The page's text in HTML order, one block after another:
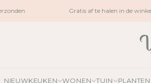
Gratis af te halen in de winkel
NIEUWKEUKEN WONEN TUIN PLANTEN